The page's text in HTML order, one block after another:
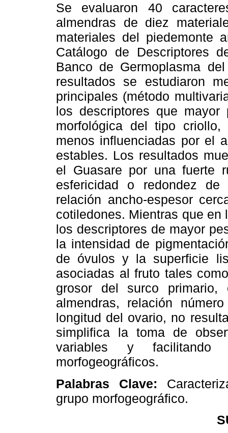
Se evaluaron 40
almendras de diez
materiales del piedemonte
Catálogo de Descriptores
Banco de Germoplasma
resultados se estudiaron
principales (método
los descriptores que mayor
morfológica del tipo criollo,
menos influenciadas por el
estables. Los resultados
el Guasare por una fuerte
esfericidad o redondez
relación ancho-espesor
cotiledones. Mientras que
los descriptores de mayor
la intensidad de
de óvulos y la superficie
asociadas al fruto tales
grosor del surco primario,
almendras, relación
longitud del ovario, no
simplifica la toma de
variables y facilitando
morfogeográficos.
Palabras Clave:
grupo morfogeográfico.